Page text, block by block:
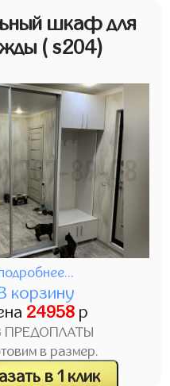
шкаф для
( s204)
корзину
24958р
ПРЕДОПЛАТЫ
в размер.
в 1 клик